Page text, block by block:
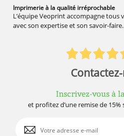
Imprimerie à la qualité irréprochable
L’équipe Veoprint accompagne
avec son expertise et son savoir-faire.
Inscrivez-vous à
et profitez d’une remise de